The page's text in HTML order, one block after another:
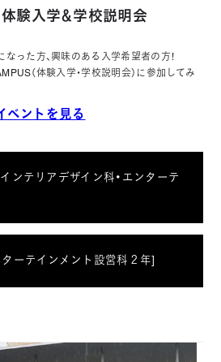
験入学＆学校説明会
った方、興味のある入学希望者の方！
（体験入学・学校説明会）に参加してみ
ベントを見る
ンテリアデザイン科・エンターテ
ーテインメント設営科２年]